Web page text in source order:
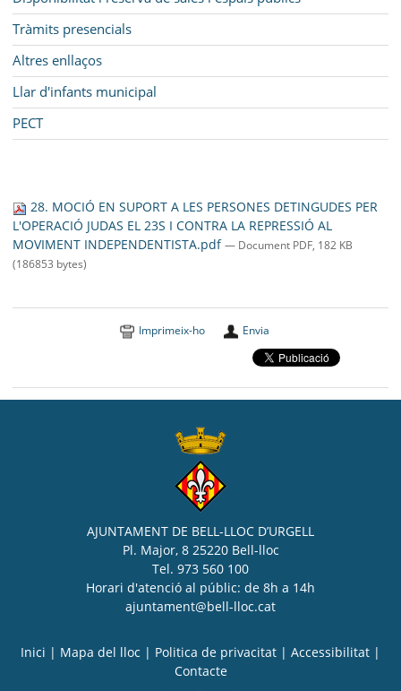
Tràmits presencials
Altres enllaços
Llar d'infants municipal
PECT
28. MOCIÓ EN SUPORT A LES PERSONES DETINGUDES PER
L'OPERACIÓ JUDAS EL 23S I CONTRA LA REPRESSIÓ AL
MOVIMENT INDEPENDENTISTA.pdf— Document PDF, 182 KB
(186853 bytes)
Imprimeix-ho Envia
AJUNTAMENT DE BELL-LLOC D’URGELL
Pl. Major, 8 25220 Bell-lloc
Tel. 973 560 100
Horari d'atenció al públic: de 8h a 14h
ajuntament@bell-lloc.cat
Inici | Mapa del lloc | Politica de privacitat | Accessibilitat |
Contacte